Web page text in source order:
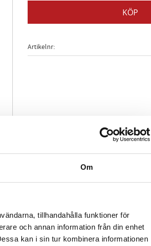
Om
tillhandahålla funktioner för
och annan information från din enhet
kan i sin tur kombinera informationen
KÖP
Artikelnr